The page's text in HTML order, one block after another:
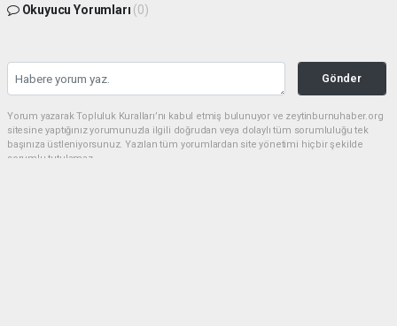
Okuyucu Yorumları (0)
Gönder
Yorum yazarak Topluluk Kuralları’nı kabul etmiş bulunuyor ve zeytinburnuhaber.org
sitesine yaptığınız yorumunuzla ilgili doğrudan veya dolaylı tüm sorumluluğu tek
başınıza üstleniyorsunuz. Yazılan tüm yorumlardan site yönetimi hiçbir şekilde
sorumlu tutulamaz.